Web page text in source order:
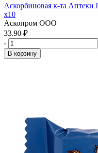
Аскорбиновая к-та
x10
Аскопром ООО
33.90 ₽
-
В корзину